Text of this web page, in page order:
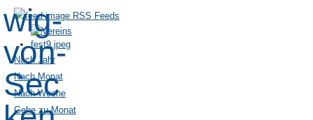
RSS Feeds
Nach Jahr
Nach Monat
Nach Woche
Gehe zu Monat